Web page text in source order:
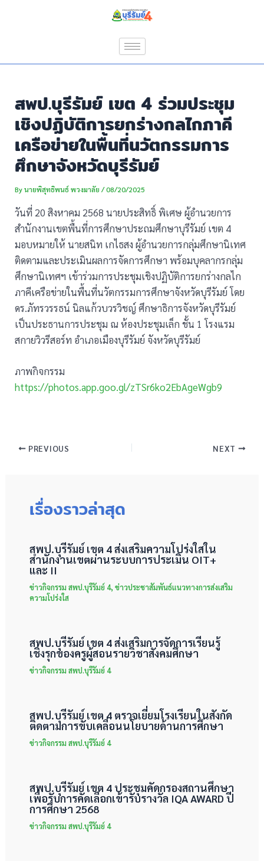
สพป.บุรีรัมย์ เขต 4 ร่วมประชุม
เชิงปฏิบัติการยกร่างกลไกภาคี
เครือข่ายในพื้นที่นวัตกรรมการ
ศึกษาจังหวัดบุรีรัมย์
Byนายพิสุทธิพนธ์ พวงมาลัย/08/20/2025
วันที่ 20 สิงหาคม 2568 นายประสิทธิ์ พิเศษ ผู้อำนวยการ
สำนักงานเขตพื้นที่การศึกษาประถมศึกษาบุรีรัมย์ เขต 4
มอบหมายให้ นายสนิท เกไธสง ผู้อำนวยการกลุ่มศึกษานิเทศ
ติดตามและประเมินผลการจัดการศึกษา พร้อมบุคลากรกลุ่ม
ศึกษานิเทศฯ เข้าร่วมการประชุมเชิงปฏิบัติการยกร่างกลไก
ภาคีเครือข่ายในพื้นที่นวัตกรรมการศึกษาจังหวัดบุรีรัมย์ โดย
ดร.ภัทรวรรธน์ นิลแก้วบวรวิชญ์ ศึกษาธิการจังหวัดบุรีรัมย์
เป็นประธานการประชุม ณ ห้องประชุมเล็ก ชั้น 1 โรงแรม
สกายวิวรีสอร์ท อำเภอเมืองบุรีรัมย์ จังหวัดบุรีรัมย์
ภาพกิจกรรม
https://photos.app.goo.gl/zTSr6ko2EbAgeWgb9
PREVIOUS NEXT
เรื่องราวล่าสุด
สพป.บุรีรัมย์ เขต 4 ส่งเสริมความโปร่งใสใน
สำนักงานเขตผ่านระบบการประเมิน OIT+
และ II
ข่าวกิจกรรม สพป.บุรีรัมย์ 4,ข่าวประชาสัมพันธ์แนวทางการส่งเสริม
ความโปร่งใส
สพป.บุรีรัมย์ เขต 4 ส่งเสริมการจัดการเรียนรู้
เชิงรุกของครูผู้สอนรายวิชาสังคมศึกษา
ข่าวกิจกรรม สพป.บุรีรัมย์ 4
สพป.บุรีรัมย์ เขต 4 ตรวจเยี่ยมโรงเรียนในสังกัด
ติดตามการขับเคลื่อนนโยบายด้านการศึกษา
ข่าวกิจกรรม สพป.บุรีรัมย์ 4
สพป.บุรีรัมย์ เขต 4 ประชุมคัดกรองสถานศึกษา
เพื่อรับการคัดเลือกเข้ารับรางวัล IQA AWARD ปี
การศึกษา 2568
ข่าวกิจกรรม สพป.บุรีรัมย์ 4